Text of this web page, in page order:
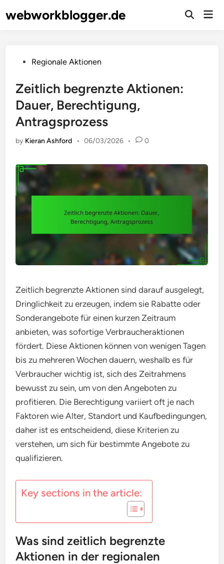
towebworkblogger.de
Open
PostedRegionale Aktionen
Zeitlich begrenzte Aktionen:
Dauer, Berechtigung,
Antragsprozess
by Kieran Ashford • 06/03/2026 • 0
Zeitlich begrenzte Aktionen sind darauf ausgelegt,
Dringlichkeit zu erzeugen, indem sie Rabatte oder
Sonderangebote für einen kurzen Zeitraum
anbieten, was sofortige Verbraucheraktionen
fördert. Diese Aktionen können von wenigen Tagen
bis zu mehreren Wochen dauern, weshalb es für
Verbraucher wichtig ist, sich des Zeitrahmens
bewusst zu sein, um von den Angeboten zu
profitieren. Die Berechtigung variiert oft je nach
Faktoren wie Alter, Standort und Kaufbedingungen,
daher ist es entscheidend, diese Kriterien zu
verstehen, um sich für bestimmte Angebote zu
qualifizieren.
Key sections in the article:
Was sind zeitlich begrenzte
Aktionen in der regionalen